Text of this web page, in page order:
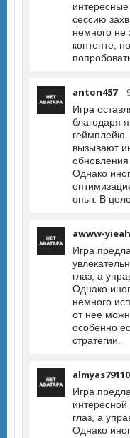
сессию
немного не
контенте,
anton457
Игра
благодаря
геймплейю.
вызывают
обновления
Однако
опыт. В
awww-
Игра
глаз, а
Однако
немного
от нее
особенно
стратегии.
almyas79110
Игра
глаз, а
Однако